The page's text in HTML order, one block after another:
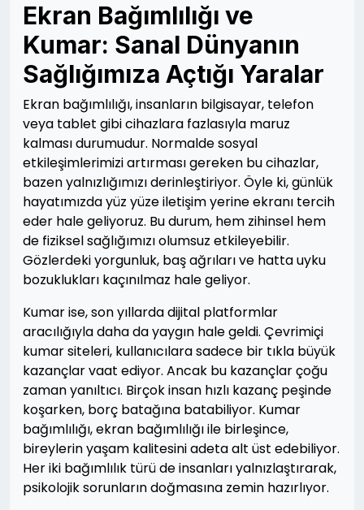
Ekran Bağımlılığı ve
Kumar: Sanal Dünyanın
Sağlığımıza Açtığı Yaralar
Ekran bağımlılığı, insanların bilgisayar, telefon
veya tablet gibi cihazlara fazlasıyla maruz
kalması durumudur. Normalde sosyal
etkileşimlerimizi artırması gereken bu cihazlar,
bazen yalnızlığımızı derinleştiriyor. Öyle ki, günlük
hayatımızda yüz yüze iletişim yerine ekranı tercih
eder hale geliyoruz. Bu durum, hem zihinsel hem
de fiziksel sağlığımızı olumsuz etkileyebilir.
Gözlerdeki yorgunluk, baş ağrıları ve hatta uyku
bozuklukları kaçınılmaz hale geliyor.
Kumar ise, son yıllarda dijital platformlar
aracılığıyla daha da yaygın hale geldi. Çevrimiçi
kumar siteleri, kullanıcılara sadece bir tıkla büyük
kazançlar vaat ediyor. Ancak bu kazançlar çoğu
zaman yanıltıcı. Birçok insan hızlı kazanç peşinde
koşarken, borç batağına batabiliyor. Kumar
bağımlılığı, ekran bağımlılığı ile birleşince,
bireylerin yaşam kalitesini adeta alt üst edebiliyor.
Her iki bağımlılık türü de insanları yalnızlaştırarak,
psikolojik sorunların doğmasına zemin hazırlıyor.